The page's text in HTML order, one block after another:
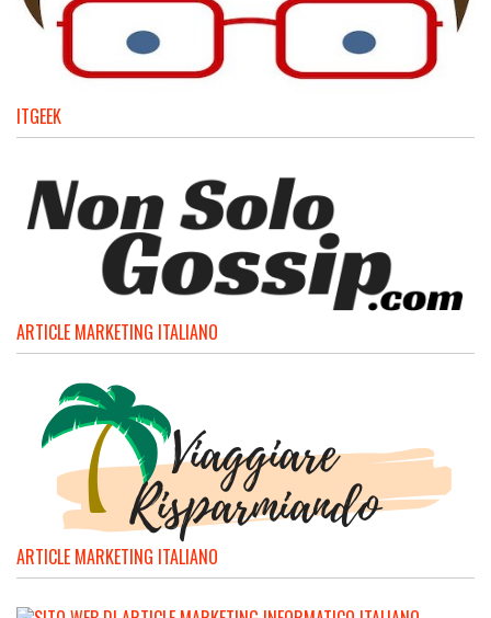
ITGEEK
ARTICLE MARKETING ITALIANO
ARTICLE MARKETING ITALIANO